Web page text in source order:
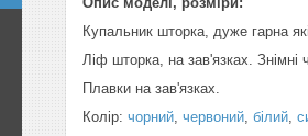
Купальник шторка, дуже гарна
Ліф шторка, на зав'язках. Знімні
Плавки на зав'язках.
Колір: чорний, червоний, білий,